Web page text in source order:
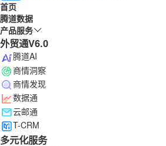
首页
腾道数据
产品服务
外贸通V6.0
腾道AI
商情洞察
商情发现
数据通
云邮通
T-CRM
多元化服务